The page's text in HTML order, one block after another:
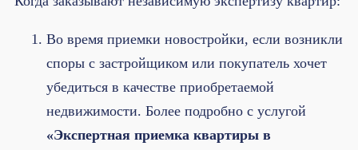
Во время приемки новостройки, если возникли
споры с застройщиком или покупатель хочет
убедиться в качестве приобретаемой
недвижимости. Более подробно с услугой
«Экспертная приемка квартиры в